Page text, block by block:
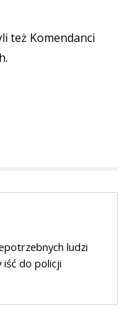
też Komendanci
ludzi
iść do policji